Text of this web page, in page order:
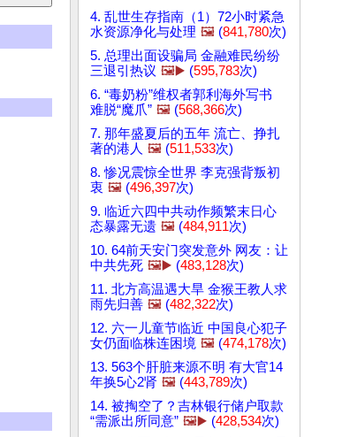
4. 乱世生存指南（1）72小时紧急
水资源净化与处理 🖼️ (841,780次)
5. 总理出面设骗局 金融难民纷纷
三退引热议 🖼️▶️ (595,783次)
6. “毒奶粉”维权者郭利海外写书
难脱“魔爪” 🖼️ (568,366次)
7. 那年盛夏后的五年 流亡、挣扎
著的港人 🖼️ (511,533次)
8. 惨况震惊全世界 李克强背叛初
衷 🖼️ (496,397次)
9. 临近六四中共动作频繁末日心
态暴露无遗 🖼️ (484,911次)
10. 64前天安门突发意外 网友：让
中共先死 🖼️▶️ (483,128次)
11. 北方高温遇大旱 金猴王教人求
雨先归善 🖼️ (482,322次)
12. 六一儿童节临近 中国良心犯子
女仍面临株连困境 🖼️ (474,178次)
13. 563个肝脏来源不明 有大官14
年换5心2肾 🖼️ (443,789次)
14. 被掏空了？吉林银行储户取款
“需派出所同意” 🖼️▶️ (428,534次)